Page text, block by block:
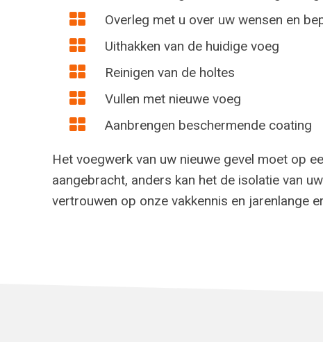
Overleg met u over uw wensen en
Uithakken van de huidige voeg
Reinigen van de holtes
Vullen met nieuwe voeg
Aanbrengen beschermende coating
Het voegwerk van uw nieuwe gevel moet op
aangebracht, anders kan het de isolatie van
vertrouwen op onze vakkennis en jarenlange